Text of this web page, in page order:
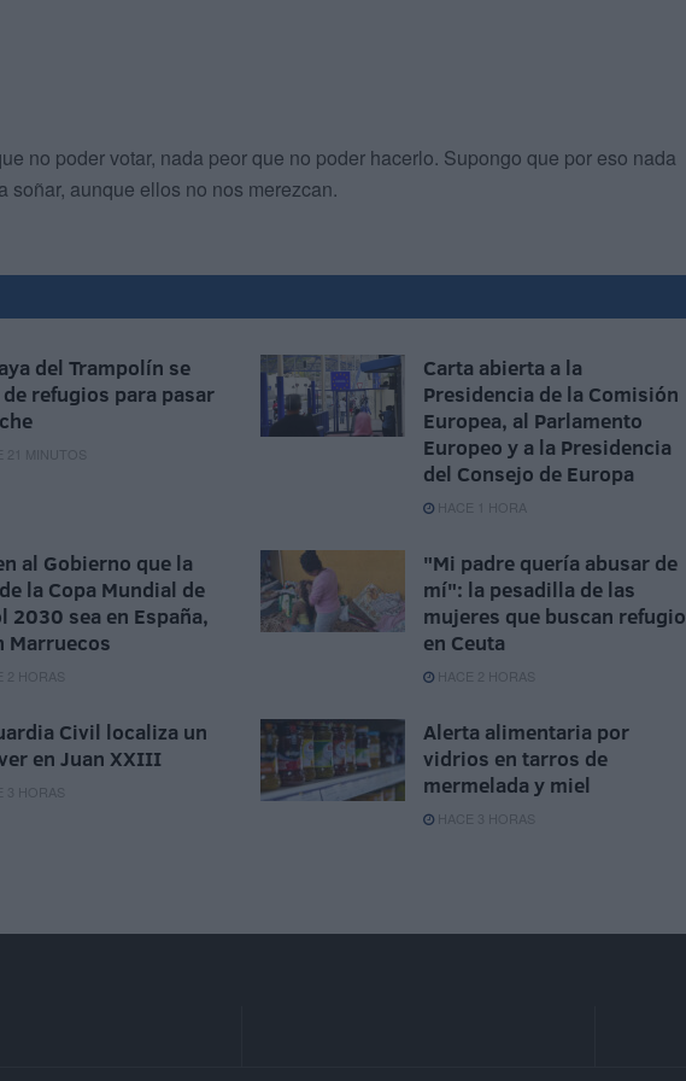
no poder votar, nada peor que no poder hacerlo. Supongo que por eso nada
soñar, aunque ellos no nos merezcan.
del Trampolín se
refugios para pasar
21 MINUTOS
Carta abierta a la
Presidencia de la Comisión
Europea, al Parlamento
Europeo y a la Presidencia
del Consejo de Europa
HACE 1 HORA
al Gobierno que la
la Copa Mundial de
2030 sea en España,
Marruecos
2 HORAS
"Mi padre quería abusar de
mí": la pesadilla de las
mujeres que buscan refugio
en Ceuta
HACE 2 HORAS
Civil localiza un
en Juan XXIII
3 HORAS
Alerta alimentaria por
vidrios en tarros de
mermelada y miel
HACE 3 HORAS